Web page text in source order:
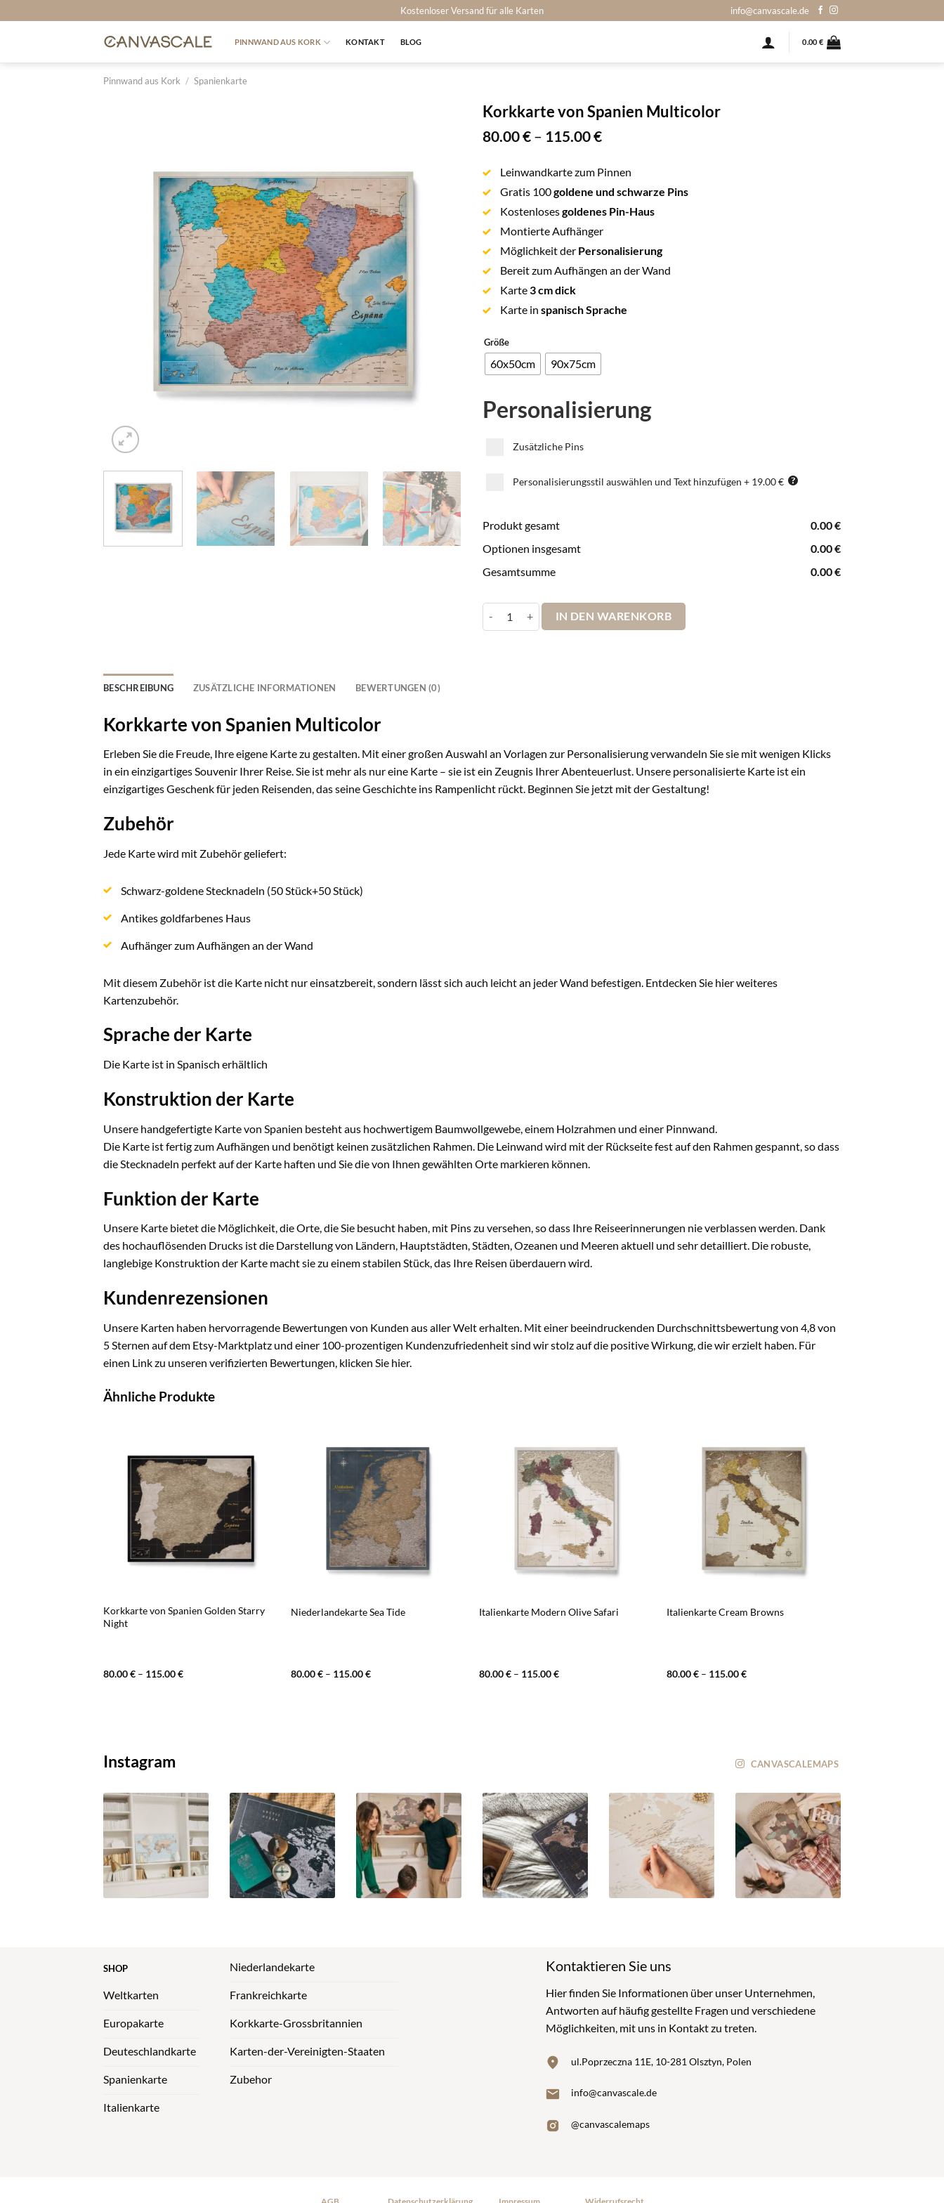
Inhalt
Kostenloser Versand für alle Karten info@canvascale.de
PINNWAND AUS KORK KONTAKT BLOG 0.00 €
Pinnwand aus Kork / Spanienkarte
Korkkarte von Spanien Multicolor
80.00€ – 115.00€
Leinwandkarte zum Pinnen
Gratis 100goldene und schwarze Pins
Kostenlosesgoldenes Pin-Haus
Montierte Aufhänger
Möglichkeit der Personalisierung
Bereit zum Aufhängen an der Wand
Karte3 cm dick
Karte in spanisch Sprache
Größe
60x50cm 90x75cm
Personalisierung
Zusätzliche Pins
Personalisierungsstil auswählen und Text hinzufügen + 19.00 €
Produkt gesamt 0.00€
Optionen insgesamt
0.00€
Gesamtsumme
0.00€
Korkkarte von Spanien Multicolor Menge
IN DEN WARENKORB
BESCHREIBUNG ZUSÄTZLICHE INFORMATIONEN BEWERTUNGEN (0)
Korkkarte von Spanien Multicolor
Erleben Sie die Freude, Ihre eigene Karte zu gestalten. Mit einer großen Auswahl an Vorlagen zur Personalisierung verwandeln Sie sie mit wenigen Klicks
in ein einzigartiges Souvenir Ihrer Reise. Sie ist mehr als nur eine Karte – sie ist ein Zeugnis Ihrer Abenteuerlust. Unsere personalisierte Karte ist ein
einzigartiges Geschenk für jeden Reisenden, das seine Geschichte ins Rampenlicht rückt. Beginnen Sie jetzt mit der Gestaltung!
Zubehör
Jede Karte wird mit Zubehör geliefert:
Schwarz-goldene Stecknadeln (50 Stück+50 Stück)
Antikes goldfarbenes Haus
Aufhänger zum Aufhängen an der Wand
Mit diesem Zubehör ist die Karte nicht nur einsatzbereit, sondern lässt sich auch leicht an jeder Wand befestigen. Entdecken Sie hier weiteres
Kartenzubehör.
Sprache der Karte
Die Karte ist in Spanisch erhältlich
Konstruktion der Karte
Unsere handgefertigte Karte von Spanien besteht aus hochwertigem Baumwollgewebe, einem Holzrahmen und einer Pinnwand.
Die Karte ist fertig zum Aufhängen und benötigt keinen zusätzlichen Rahmen. Die Leinwand wird mit der Rückseite fest auf den Rahmen gespannt, so dass
die Stecknadeln perfekt auf der Karte haften und Sie die von Ihnen gewählten Orte markieren können.
Funktion der Karte
Unsere Karte bietet die Möglichkeit, die Orte, die Sie besucht haben, mit Pins zu versehen, so dass Ihre Reiseerinnerungen nie verblassen werden. Dank
des hochauflösenden Drucks ist die Darstellung von Ländern, Hauptstädten, Städten, Ozeanen und Meeren aktuell und sehr detailliert. Die robuste,
langlebige Konstruktion der Karte macht sie zu einem stabilen Stück, das Ihre Reisen überdauern wird.
Kundenrezensionen
Unsere Karten haben hervorragende Bewertungen von Kunden aus aller Welt erhalten. Mit einer beeindruckenden Durchschnittsbewertung von 4,8 von
5 Sternen auf dem Etsy-Marktplatz und einer 100-prozentigen Kundenzufriedenheit sind wir stolz auf die positive Wirkung, die wir erzielt haben. Für
einen Link zu unseren verifizierten Bewertungen, klicken Sie hier.
Ähnliche Produkte
Korkkarte von Spanien Golden Starry
Night
80.00€– 115.00€
Niederlandekarte Sea Tide
80.00€ – 115.00€
Italienkarte Modern Olive Safari
80.00€– 115.00€
Italienkarte Cream Browns
80.00€ – 115.00€
Instagram CANVASCALEMAPS
SHOP
Weltkarten
Europakarte
Deuteschlandkarte
Spanienkarte
Italienkarte
Niederlandekarte
Frankreichkarte
Korkkarte-Grossbritannien
Karten-der-Vereinigten-Staaten
Zubehor
Kontaktieren Sie uns
Hier finden Sie Informationen über unser Unternehmen,
Antworten auf häufig gestellte Fragen und verschiedene
Möglichkeiten, mit uns in Kontakt zu treten.
ul.Poprzeczna 11E, 10-281 Olsztyn, Polen
info@canvascale.de
@canvascalemaps